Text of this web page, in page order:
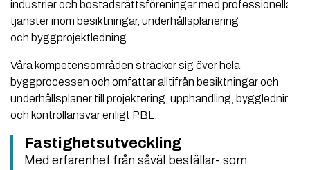
industrier och bostadsrättsföreningar med professionella
tjänster inom besiktningar, underhållsplanering
och byggprojektledning.
Våra kompetensområden sträcker sig över hela
byggprocessen och omfattar alltifrån besiktningar och
underhållsplaner till projektering, upphandling, byggledning
och kontrollansvar enligt PBL.
Fastighetsutveckling
Med erfarenhet från såväl beställar- som